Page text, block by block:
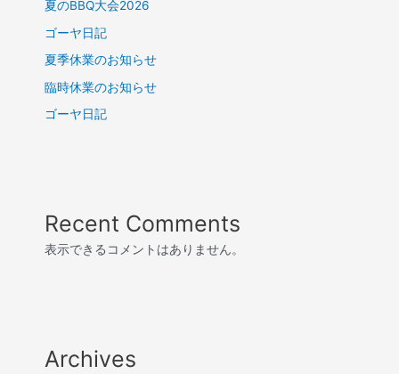
夏のBBQ大会2026
ゴーヤ日記
夏季休業のお知らせ
臨時休業のお知らせ
ゴーヤ日記
Recent Comments
表示できるコメントはありません。
Archives